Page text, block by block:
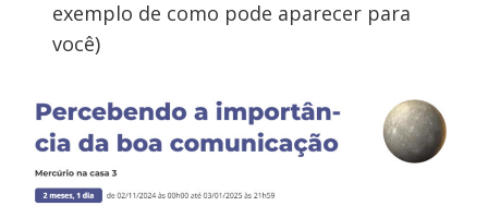
exemplo de como pode aparecer para
você)